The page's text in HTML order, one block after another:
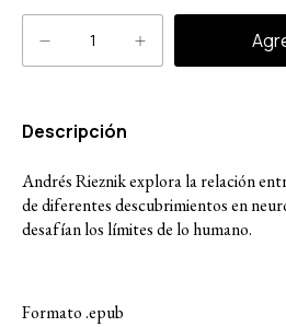
Descripción
Andrés Rieznik explora la relación
de diferentes descubrimientos en
desafían los límites de lo humano.
Formato .epub